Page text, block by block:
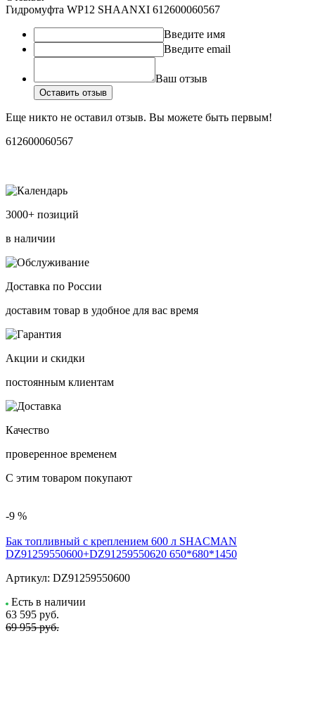
Гидромуфта WP12 SHAANXI 612600060567
Введите имя
Введите email
Ваш отзыв
Оставить отзыв
Еще никто не оставил отзыв. Вы можете быть первым!
612600060567
3000+ позиций
в наличии
Доставка по России
доставим товар в удобное для вас время
Акции и скидки
постоянным клиентам
Качество
проверенное временем
С этим товаром покупают
-9 %
Бак топливный с креплением 600 л SHACMAN
DZ91259550600+DZ91259550620 650*680*1450
Артикул: DZ91259550600
Есть в наличии
63 595 руб.
69 955 руб.